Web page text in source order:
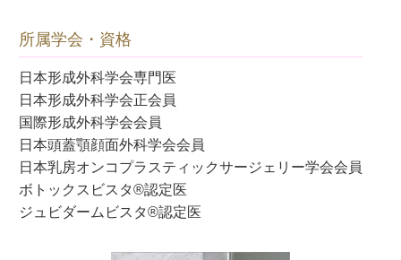
所属学会・資格
日本形成外科学会専門医
日本形成外科学会正会員
国際形成外科学会会員
日本頭蓋顎顔面外科学会会員
日本乳房オンコプラスティックサージェリー学会会員
ボトックスビスタ®認定医
ジュビダームビスタ®認定医